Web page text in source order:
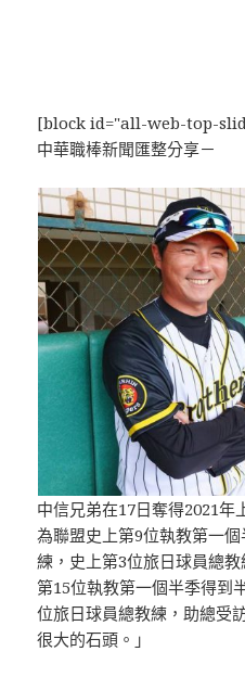
[block id="all-web-top-
中華職棒新聞匯整分享－
中信兄弟在17日奪得2021年
為聯盟史上第9位執教第一
練，史上第3位旅日球員總
第15位執教第一個半季得到
位旅日球員總教練，助總受
很大的石頭。」